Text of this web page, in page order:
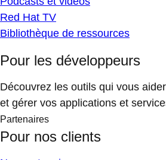
Red Hat TV
Bibliothèque de ressources
Pour les développeurs
Découvrez les outils qui vous
et gérer vos applications et
Partenaires
Pour nos clients